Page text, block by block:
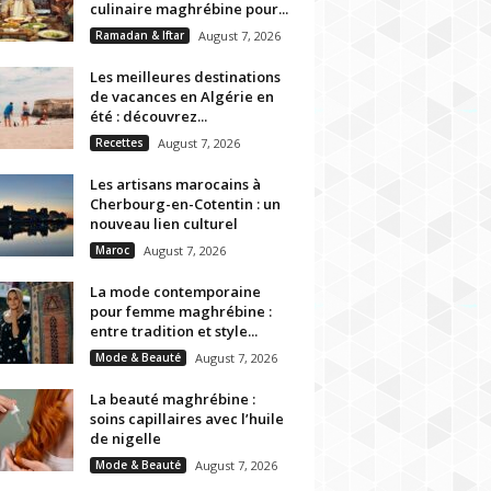
culinaire maghrébine pour...
Ramadan & Iftar August 7, 2026
Les meilleures destinations
de vacances en Algérie en
été : découvrez...
Recettes August 7, 2026
Les artisans marocains à
Cherbourg-en-Cotentin : un
nouveau lien culturel
Maroc August 7, 2026
La mode contemporaine
pour femme maghrébine :
entre tradition et style...
Mode & Beauté August 7, 2026
La beauté maghrébine :
soins capillaires avec l’huile
de nigelle
Mode & Beauté August 7, 2026